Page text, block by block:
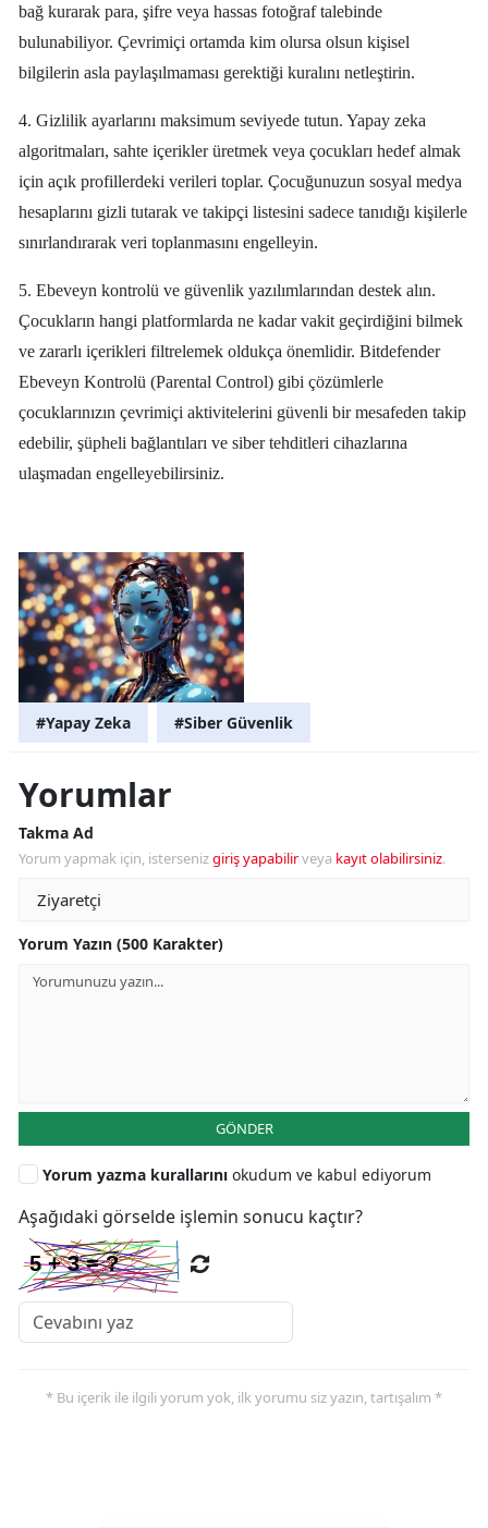
bağ kurarak para, şifre veya hassas fotoğraf talebinde
bulunabiliyor. Çevrimiçi ortamda kim olursa olsun kişisel
bilgilerin asla paylaşılmaması gerektiği kuralını netleştirin.
4. Gizlilik ayarlarını maksimum seviyede tutun. Yapay zeka
algoritmaları, sahte içerikler üretmek veya çocukları hedef almak
için açık profillerdeki verileri toplar. Çocuğunuzun sosyal medya
hesaplarını gizli tutarak ve takipçi listesini sadece tanıdığı kişilerle
sınırlandırarak veri toplanmasını engelleyin.
5. Ebeveyn kontrolü ve güvenlik yazılımlarından destek alın.
Çocukların hangi platformlarda ne kadar vakit geçirdiğini bilmek
ve zararlı içerikleri filtrelemek oldukça önemlidir. Bitdefender
Ebeveyn Kontrolü (Parental Control) gibi çözümlerle
çocuklarınızın çevrimiçi aktivitelerini güvenli bir mesafeden takip
edebilir, şüpheli bağlantıları ve siber tehditleri cihazlarına
ulaşmadan engelleyebilirsiniz.
#Yapay Zeka #Siber Güvenlik
Yorumlar
Takma Ad
Yorum yapmak için, istersenizgiriş yapabilirveya kayıt olabilirsiniz.
Yorum Yazın (500 Karakter)
GÖNDER
Yorum yazma kurallarını okudum ve kabul ediyorum
Aşağıdaki görselde işlemin sonucu kaçtır?
* Bu içerik ile ilgili yorum yok, ilk yorumu siz yazın, tartışalım *